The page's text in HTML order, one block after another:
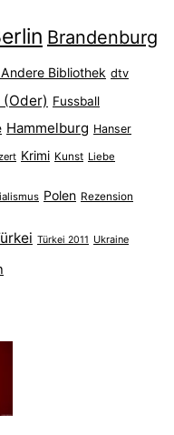
Brandenburg
Bibliothek dtv
Fussball
Hammelburg Hanser
Krimi Kunst Liebe
Polen Rezension
Türkei 2011 Ukraine